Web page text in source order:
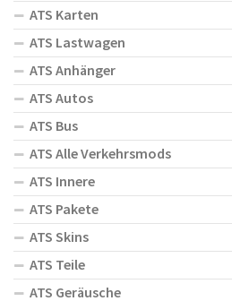
ATS Karten
ATS Lastwagen
ATS Anhänger
ATS Autos
ATS Bus
ATS Alle Verkehrsmods
ATS Innere
ATS Pakete
ATS Skins
ATS Teile
ATS Geräusche